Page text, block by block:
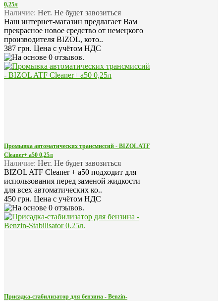
0,25л
Наличие: Нет. Не будет завозиться
Наш интернет-магазин предлагает Вам
прекрасное новое средство от немецкого
производителя BIZOL, кото..
387 грн. Цена с учётом НДС
Промывка автоматических трансмиссий - BIZOL ATF
Cleaner+ a50 0,25л
Наличие: Нет. Не будет завозиться
BIZOL ATF Cleaner + a50 подходит для
использования перед заменой жидкости
для всех автоматических ко..
450 грн. Цена с учётом НДС
Присадка-стабилизатор для бензина - Benzin-